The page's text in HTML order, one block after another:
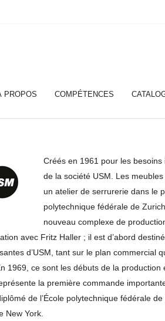
PROPOS COMPÉTENCES
Créés en 1961 pour les
de la société USM. Les
un atelier de serrurerie dans le
polytechnique fédérale de
nouveau complexe de
avec Fritz Haller ; il est d’abord
d’USM, tant sur le plan commercial
1969, ce sont les débuts de la
la première commande
de l’École polytechnique fédérale
New York.